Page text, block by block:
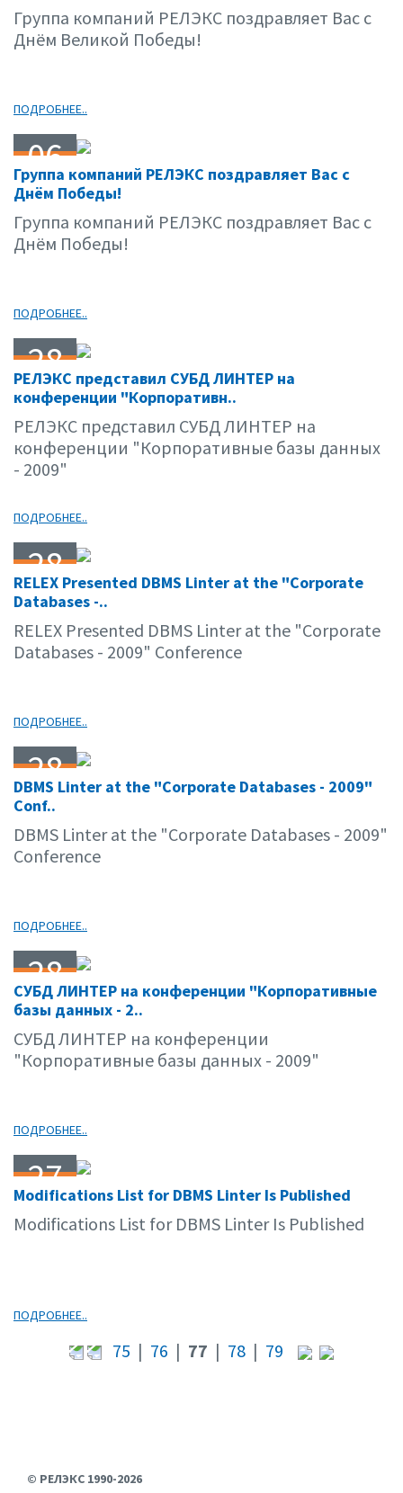
Группа компаний РЕЛЭКС поздравляет Вас с
Днём Великой Победы!
ПОДРОБНЕЕ..
06
05.09
Группа компаний РЕЛЭКС поздравляет Вас с
Днём Победы!
Группа компаний РЕЛЭКС поздравляет Вас с
Днём Победы!
ПОДРОБНЕЕ..
28
04.09
РЕЛЭКС представил СУБД ЛИНТЕР на
конференции "Корпоративн..
РЕЛЭКС представил СУБД ЛИНТЕР на
конференции "Корпоративные базы данных
- 2009"
ПОДРОБНЕЕ..
28
04.09
RELEX Presented DBMS Linter at the "Corporate
Databases -..
RELEX Presented DBMS Linter at the "Corporate
Databases - 2009" Conference
ПОДРОБНЕЕ..
28
04.09
DBMS Linter at the "Corporate Databases - 2009"
Conf..
DBMS Linter at the "Corporate Databases - 2009"
Conference
ПОДРОБНЕЕ..
28
04.09
СУБД ЛИНТЕР на конференции "Корпоративные
базы данных - 2..
СУБД ЛИНТЕР на конференции
"Корпоративные базы данных - 2009"
ПОДРОБНЕЕ..
27
04.09
Modifications List for DBMS Linter Is Published
Modifications List for DBMS Linter Is Published
ПОДРОБНЕЕ..
75 | 76 | 77 | 78 | 79
© РЕЛЭКС 1990-2026